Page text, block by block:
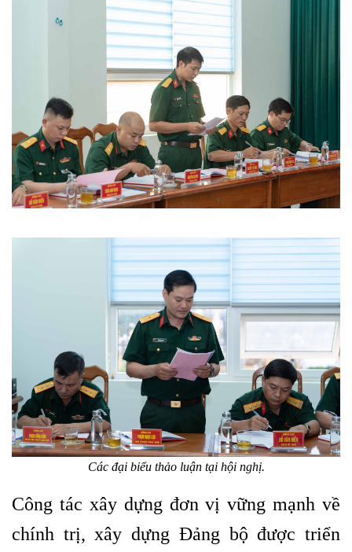
Các đại biểu thảo luận tại hội nghị.
Công tác xây dựng đơn vị vững mạnh về
chính trị, xây dựng Đảng bộ được triển